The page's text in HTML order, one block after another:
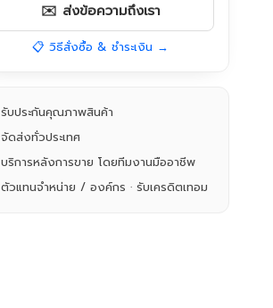
✉️ ส่งข้อความถึงเรา
📋 วิธีสั่งซื้อ & ชำระเงิน →
รับประกันคุณภาพสินค้า
จัดส่งทั่วประเทศ
บริการหลังการขาย โดยทีมงานมืออาชีพ
ตัวแทนจำหน่าย / องค์กร · รับเครดิตเทอม